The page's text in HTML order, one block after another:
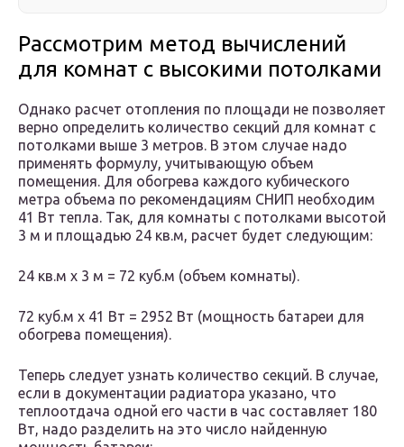
Рассмотрим метод вычислений
для комнат с высокими потолками
Однако расчет отопления по площади не позволяет
верно определить количество секций для комнат с
потолками выше 3 метров. В этом случае надо
применять формулу, учитывающую объем
помещения. Для обогрева каждого кубического
метра объема по рекомендациям СНИП необходим
41 Вт тепла. Так, для комнаты с потолками высотой
3 м и площадью 24 кв.м, расчет будет следующим:
24 кв.м х 3 м = 72 куб.м (объем комнаты).
72 куб.м х 41 Вт = 2952 Вт (мощность батареи для
обогрева помещения).
Теперь следует узнать количество секций. В случае,
если в документации радиатора указано, что
теплоотдача одной его части в час составляет 180
Вт, надо разделить на это число найденную